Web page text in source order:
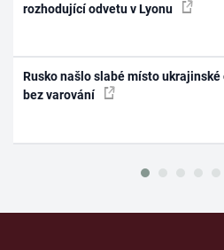
rozhodující odvetu v Lyonu
Rusko našlo slabé místo
bez varování